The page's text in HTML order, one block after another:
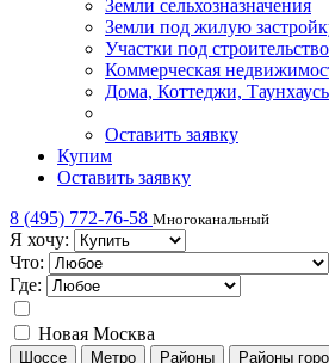
Земли сельхозназначения
Земли под жилую
Участки под
Коммерческая
Дома, Коттеджи,
Оставить заявку
Купим
Оставить заявку
8 (495) 772-76-58 Многоканальный
Я хочу:
Что:
Где:
Новая Москва
Шоссе Метро Районы Районы